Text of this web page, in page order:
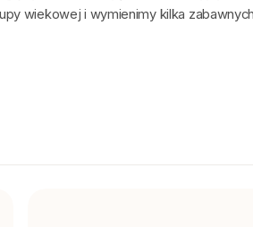
wiekowej i wymienimy kilka